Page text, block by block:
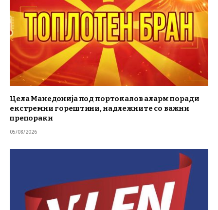
Цела Македонија под портокалов аларм поради
екстремни горештини, надлежните со важни
препораки
05/08/2026